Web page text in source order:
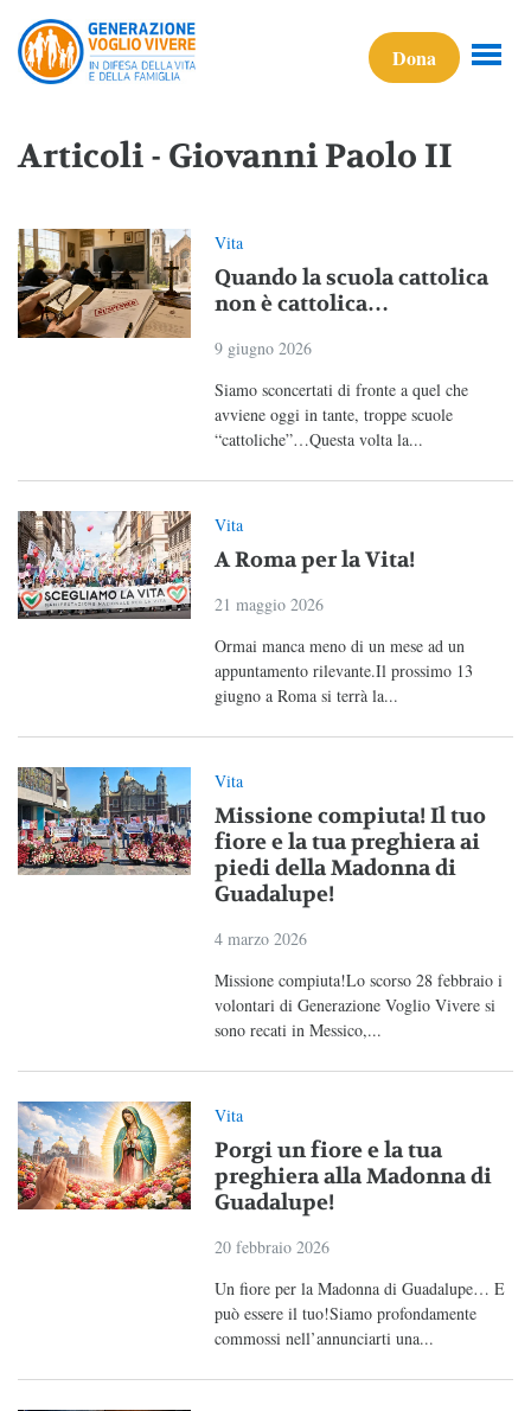
Dona
Articoli - Giovanni Paolo II
Vita
Quando la scuola cattolica
non è cattolica…
9 giugno 2026
Siamo sconcertati di fronte a quel che
avviene oggi in tante, troppe scuole
“cattoliche”…Questa volta la...
Vita
A Roma per la Vita!
21 maggio 2026
Ormai manca meno di un mese ad un
appuntamento rilevante.Il prossimo 13
giugno a Roma si terrà la...
Vita
Missione compiuta! Il tuo
fiore e la tua preghiera ai
piedi della Madonna di
Guadalupe!
4 marzo 2026
Missione compiuta!Lo scorso 28 febbraio i
volontari di Generazione Voglio Vivere si
sono recati in Messico,...
Vita
Porgi un fiore e la tua
preghiera alla Madonna di
Guadalupe!
20 febbraio 2026
Un fiore per la Madonna di Guadalupe… E
può essere il tuo!Siamo profondamente
commossi nell’annunciarti una...